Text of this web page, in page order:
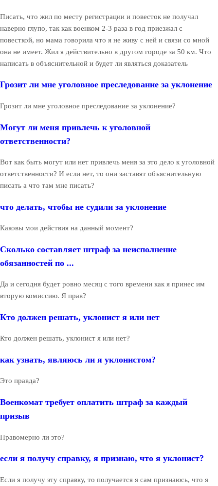
Писать, что жил по месту регистрации и повесток не получал
наверно глупо, так как военком 2-3 раза в год приезжал с
повесткой, но мама говорила что я не живу с ней и связи со мной
она не имеет. Жил я действительно в другом городе за 50 км. Что
написать в объяснительной и будет ли являться доказатель
Грозит ли мне уголовное преследование за уклонение
Грозит ли мне уголовное преследование за уклонение?
Могут ли меня привлечь к уголовной
ответственности?
Вот как быть могут или нет привлечь меня за это дело к уголовной
ответственности? И если нет, то они заставят объяснительную
писать а что там мне писать?
что делать, чтобы не судили за уклонение
Каковы мои действия на данный момент?
Сколько составляет штраф за неисполнение
обязанностей по ...
Да и сегодня будет ровно месяц с того времени как я принес им
вторую комиссию. Я прав?
Кто должен решать, уклонист я или нет
Кто должен решать, уклонист я или нет?
как узнать, являюсь ли я уклонистом?
Это правда?
Военкомат требует оплатить штраф за каждый
призыв
Правомерно ли это?
если я получу справку, я признаю, что я уклонист?
Если я получу эту справку, то получается я сам признаюсь, что я